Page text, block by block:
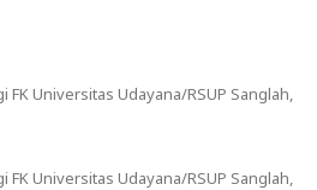
Universitas Udayana/RSUP Sanglah,
Universitas Udayana/RSUP Sanglah,